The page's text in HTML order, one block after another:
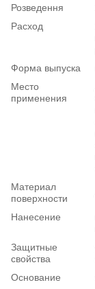
Розведення
Расход
Форма выпуска
Место
применения
Материал
поверхности
Нанесение
Защитные
свойства
Основание